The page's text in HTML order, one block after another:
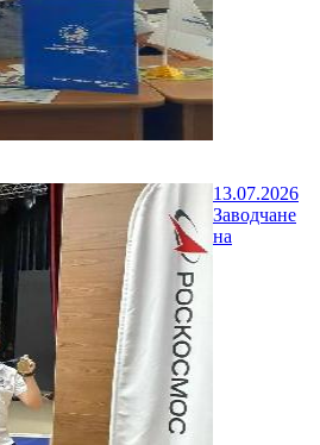
13.07.2026
Заводчане
на